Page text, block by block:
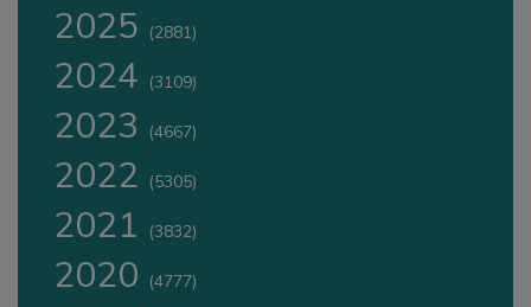
2025 (2881)
2024 (3109)
2023 (4667)
2022 (5305)
2021 (3832)
2020 (4777)